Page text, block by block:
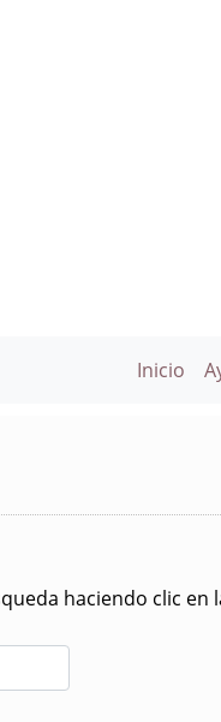
Inicio
haciendo clic en